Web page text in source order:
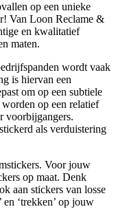
op een unieke
Van Loon Reclame &
en kwalitatief
maten.
wordt vaak
is hiervan een
om op een subtiele
worden op een relatief
voorbijgangers.
als verduistering
Voor jouw
op maat. Denk
aan stickers van losse
en ‘trekken’ op jouw